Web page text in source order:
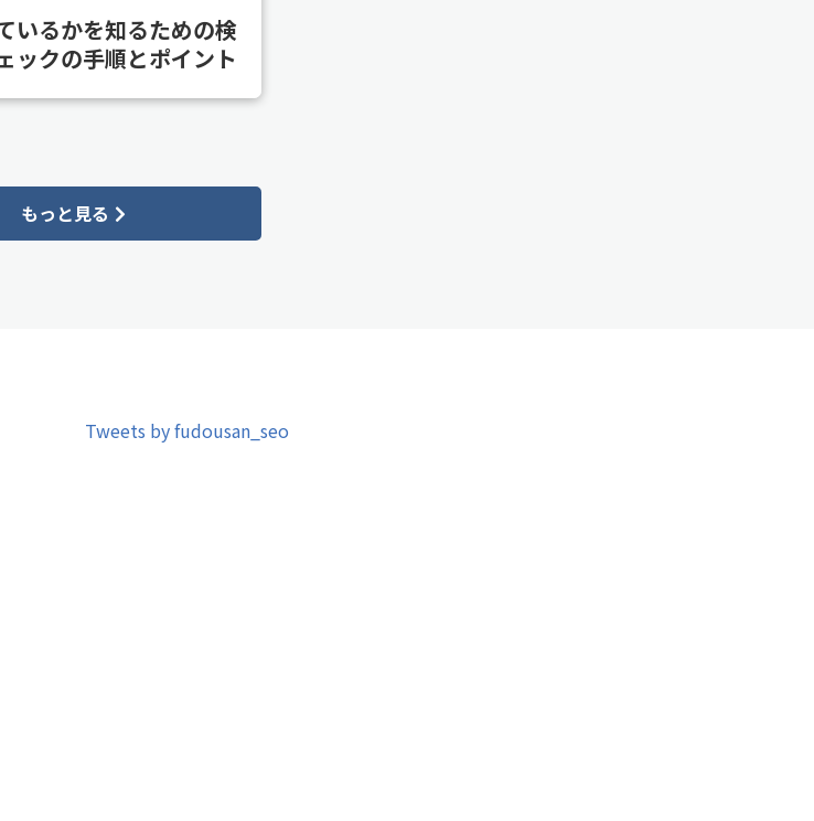
いるかを知るための検
ックの手順とポイント
もっと見る
Tweets by fudousan_seo